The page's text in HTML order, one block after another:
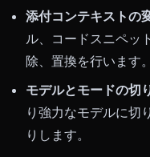
添付コンテキストの
ル、コードスニペッ
除、置換を行います。
モデルとモードの切
り強力なモデルに切
りします。